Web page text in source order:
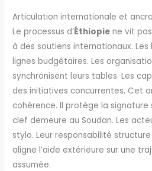
Articulation internationale et
Le processus d’Éthiopie ne vit
à des soutiens internationaux.
lignes budgétaires. Les
synchronisent leurs tables. Les
des initiatives concurrentes. Cet
cohérence. Il protège la signature
clef demeure au Soudan. Les
stylo. Leur responsabilité
aligne l’aide extérieure sur une
assumée.